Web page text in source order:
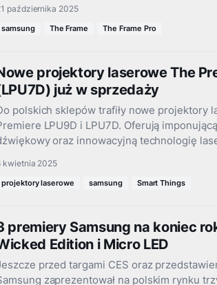
października 2025
samsung The Frame The Frame Pro
projektory laserowe The
już w sprzedaży
polskich sklepów trafiły nowe projektory
LPU9D i LPU7D. Oferują
oraz innowacyjną technologię
kwietnia 2025
projektory laserowe samsung Smart Things
premiery Samsung na koniec
Edition i Micro LED
przed targami CES oraz
zaprezentował na polskim rynku